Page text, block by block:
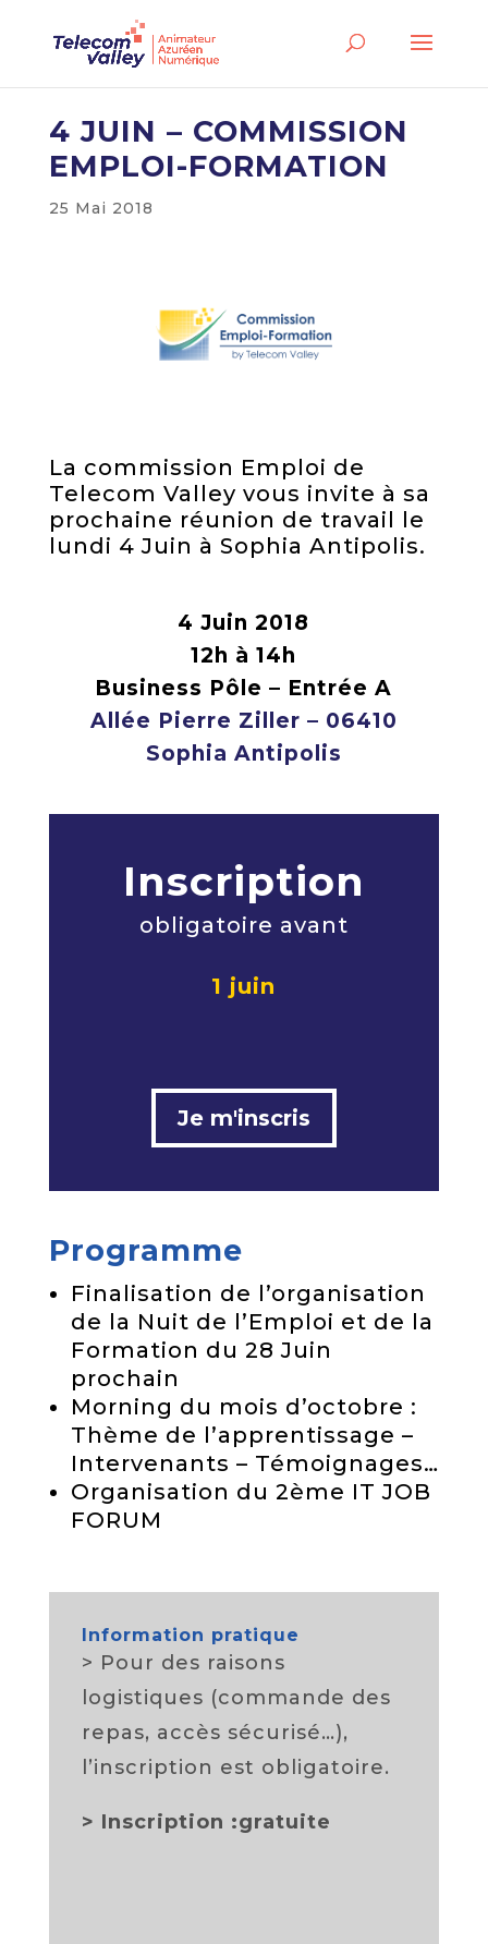
4 JUIN – COMMISSION
EMPLOI-FORMATION
25 Mai 2018
La commission Emploi de
Telecom Valley vous invite à sa
prochaine réunion de travail le
lundi 4 Juin à Sophia Antipolis.
4 Juin 2018
12h à 14h
Business Pôle – Entrée A
Allée Pierre Ziller – 06410
Sophia Antipolis
Inscription
obligatoire avant
1 juin
Je m'inscris
Programme
Finalisation de l’organisation
de la Nuit de l’Emploi et de la
Formation du 28 Juin
prochain
Morning du mois d’octobre :
Thème de l’apprentissage –
Intervenants – Témoignages…
Organisation du 2ème IT JOB
FORUM
Information pratique
> Pour des raisons
logistiques (commande des
repas, accès sécurisé…),
l’inscription est obligatoire.
> Inscription :gratuite